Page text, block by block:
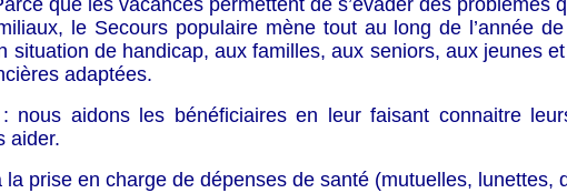
que les vacances permettent de s’évader des
le Secours populaire mène tout au long de l’année
situation de handicap, aux familles, aux seniors, aux jeunes
adaptées.
: nous aidons les bénéficiaires en leur faisant connaitre
aider.
la prise en charge de dépenses de santé (mutuelles, lunettes,